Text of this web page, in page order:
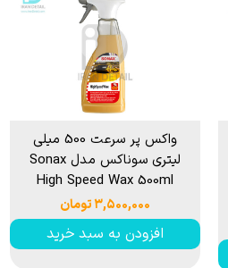
واکس پر سرعت 500 میلی
لیتری سوناکس مدل Sonax
High Speed Wax 500ml
۳,۵۰۰,۰۰۰ تومان
افزودن به سبد خرید